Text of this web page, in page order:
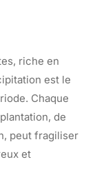
riche en
est le
Chaque
de
peut fragiliser
et